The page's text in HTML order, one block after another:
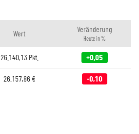
Wert Veränderung
Heute in %
26.140,13 Pkt. +0,05
26.157,86€ -0,10